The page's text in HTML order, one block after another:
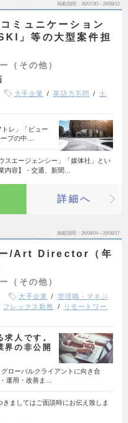
掲載期間 26/07/30～26/08/12
ミュニケーション
」等の大型案件担
（その他）
大手企業 英語力不問
土
トレ」「ビュー
プの中…
スエージェンシー」「媒体社」とい
内容】・交通、新聞…
詳細へ
掲載期間 26/08/04～26/08/17
ー/Art Director（年
（その他）
大手企業
管理職・マネジ
フレックス勤務
リモートワー
人です。
界の非公開
ローバルクライアントに向き合
運用・改善ま…
ましてはご面談時にお伝え致しま